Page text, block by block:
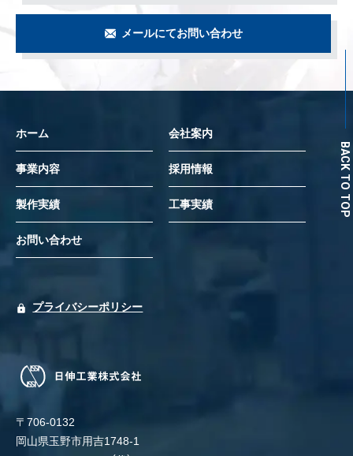
メールにてお問い合わせ
BACK TO TOP
ホーム 会社案内
事業内容 採用情報
製作実績 工事実績
お問い合わせ
プライバシーポリシー
〒706-0132
岡山県玉野市用吉1748-1